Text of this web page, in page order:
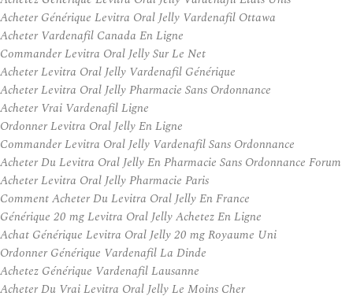
Acheter Générique Levitra Oral Jelly Vardenafil Ottawa
Acheter Vardenafil Canada En Ligne
Commander Levitra Oral Jelly Sur Le Net
Acheter Levitra Oral Jelly Vardenafil Générique
Acheter Levitra Oral Jelly Pharmacie Sans Ordonnance
Acheter Vrai Vardenafil Ligne
Ordonner Levitra Oral Jelly En Ligne
Commander Levitra Oral Jelly Vardenafil Sans Ordonnance
Acheter Du Levitra Oral Jelly En Pharmacie Sans Ordonnance Forum
Acheter Levitra Oral Jelly Pharmacie Paris
Comment Acheter Du Levitra Oral Jelly En France
Générique 20 mg Levitra Oral Jelly Achetez En Ligne
Achat Générique Levitra Oral Jelly 20 mg Royaume Uni
Ordonner Générique Vardenafil La Dinde
Achetez Générique Vardenafil Lausanne
Acheter Du Vrai Levitra Oral Jelly Le Moins Cher